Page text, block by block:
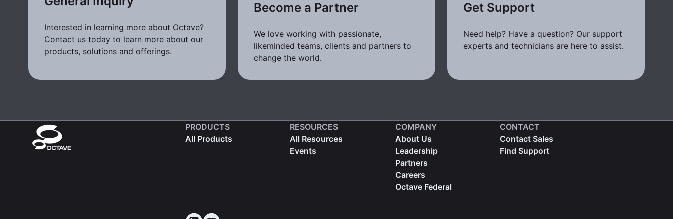
Interested in learning more about Octave?
Contact us today to learn more about our
products, solutions and offerings.
Become a Partner
We love working with passionate,
likeminded teams, clients and partners to
change the world.
Get Support
Need help? Have a question? Our support
experts and technicians are here to assist.
PRODUCTS
All Products
RESOURCES
All Resources
Events
COMPANY
About Us
Leadership
Partners
Careers
Octave Federal
CONTACT
Contact Sales
Find Support